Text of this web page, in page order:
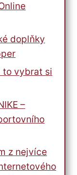
doplňky
to vybrat si
–
z nejvíce